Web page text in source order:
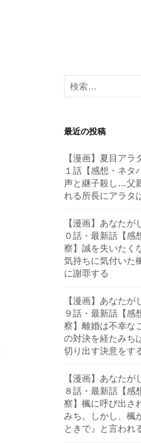
検
索:
最近の投稿
【漫画】夏目アラ
１話【感想・ネタ
声と継子殺し…父
れる所長にアラタ
【漫画】あなたが
０話・最新話【感
察】誠を失いたく
気持ちに気付いた
に謝罪する
【漫画】あなたが
９話・最新話【感
察】離婚は不幸な
の対決を経たみち
切り出す決意をす
【漫画】あなたが
８話・最新話【感
察】楓に呼び出さ
みち。しかし、楓
ときで』と言われ